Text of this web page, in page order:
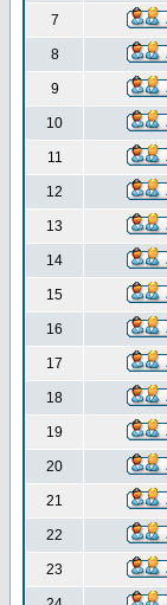
7
8
9
10
11
12
13
14
15
16
17
18
19
20
21
22
23